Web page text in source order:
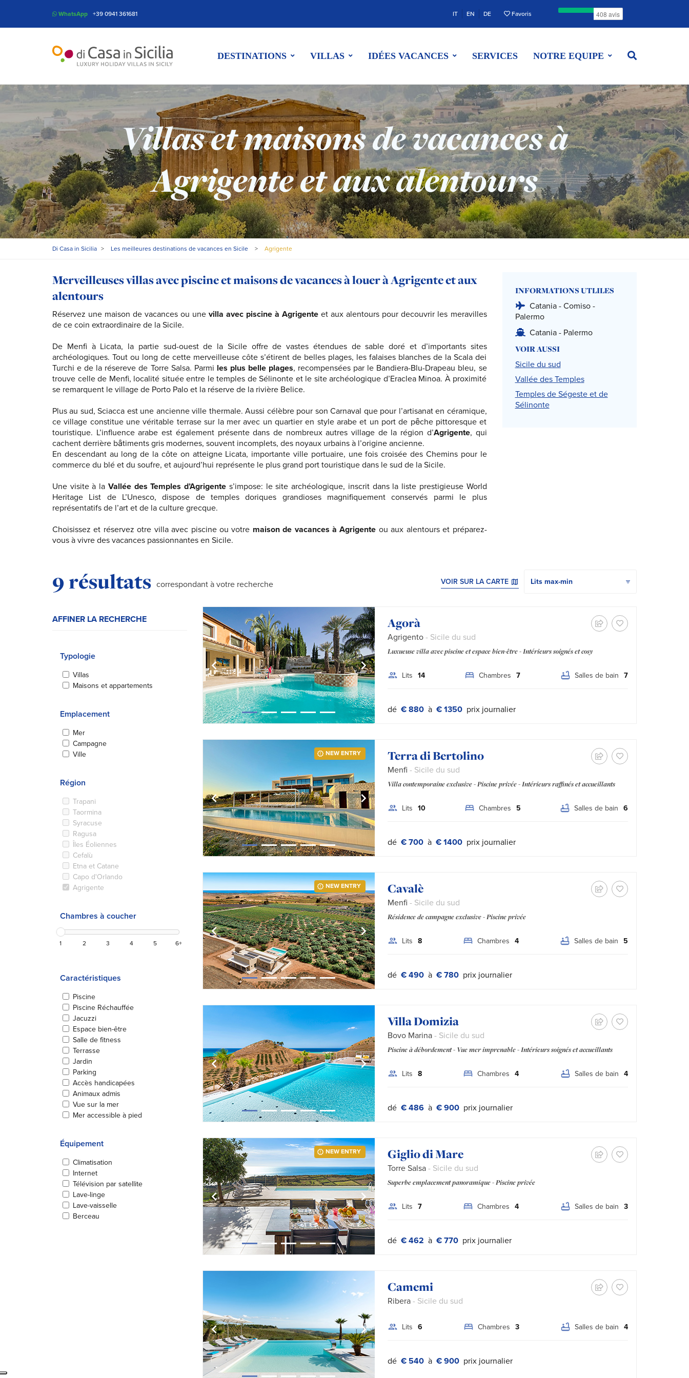
WhatsApp +39 0941 361681 IT EN DE Favoris
DESTINATIONS VILLAS IDÉES VACANCES SERVICES NOTRE EQUIPE
Villas et maisons de vacances à
Agrigente et aux alentours
Di Casa in Sicilia > Les meilleures destinations de vacances en Sicile > Agrigente
Merveilleuses villas avec piscine et maisons de vacances à louer à Agrigente et aux
alentours
Réservez une maison de vacances ou unevilla avec piscine à Agrigente et aux alentours pour decouvrir les meravilles
de ce coin extraordinaire de la Sicile.
De Menfi à Licata, la partie sud-ouest de la Sicile offre de vastes étendues de sable doré et d’importants sites
archéologiques. Tout ou long de cette merveilleuse côte s’étirent de belles plages, les falaises blanches de la Scala dei
Turchi e de la résereve de Torre Salsa. Parmi les plus belle plages, recompensées par le Bandiera-Blu-Drapeau bleu, se
trouve celle de Menfi, localité située entre le temples de Sélinonte et le site archéologique d’Eraclea Minoa. À proximité
se remarquent le village de Porto Palo et la réserve de la rivière Belice.
Plus au sud, Sciacca est une ancienne ville thermale. Aussi célèbre pour son Carnaval que pour l’artisanat en céramique,
ce village constitue une véritable terrase sur la mer avec un quartier en style arabe et un port de pȇche pittoresque et
touristique. L’influence arabe est également présente dans de nombreux autres village de la région d’Agrigente, qui
cachent derrière bȃtiments gris modernes, souvent incomplets, des noyaux urbains à l’origine ancienne.
En descendant au long de la côte on atteigne Licata, importante ville portuaire, une fois croisée des Chemins pour le
commerce du blé et du soufre, et aujourd’hui représente le plus grand port touristique dans le sud de la Sicile.
Une visite à la Vallée des Temples d’Agrigente s’impose: le site archéologique, inscrit dans la liste prestigieuse World
Heritage List de L’Unesco, dispose de temples doriques grandioses magnifiquement conservés parmi le plus
représentatifs de l’art et de la culture grecque.
Choisissez et réservez otre villa avec piscine ou votre maison de vacances à Agrigente ou aux alentours et préparez-
vous à vivre des vacances passionnantes en Sicile.
INFORMATIONS UTLILES
Catania - Comiso -
Palermo
Catania - Palermo
VOIR AUSSI
Sicile du sud
Vallée des Temples
Temples de Ségeste et de
Sélinonte
Résultats de la recherche :
9 résultats correspondant à votre recherche VOIR SUR LA CARTE
AFFINER LA RECHERCHE
Typologie
Villas
Maisons et appartements
Emplacement
Mer
Campagne
Ville
Région
Trapani
Taormina
Syracuse
Ragusa
Îles Éoliennes
Cefalù
Etna et Catane
Capo d'Orlando
Agrigente
Chambres à coucher
1 2 3 4 5 6+
Caractéristiques
Piscine
Piscine Réchauffée
Jacuzzi
Espace bien-être
Salle de fitness
Terrasse
Jardin
Parking
Accès handicapées
Animaux admis
Vue sur la mer
Mer accessible à pied
Équipement
Climatisation
Internet
Télévision par satellite
Lave-linge
Lave-vaisselle
Berceau
Agorà
Agrigento- Sicile du sud
Luxueuse villa avec piscine et espace bien-être - Intérieurs soignés et cosy
Lits 14 Chambres 7 Salles de bain 7
dé € 880 à € 1350 Tipo prezzo:
prix journalier
NEW ENTRY Terra di Bertolino
Menfi - Sicile du sud
Villa contemporaine exclusive - Piscine privée - Intérieurs raffinés et accueillants
Lits 10 Chambres 5 Salles de bain 6
dé € 700 à € 1400 Tipo prezzo:
prix journalier
NEW ENTRY Cavalè
Menfi - Sicile du sud
Résidence de campagne exclusive - Piscine privée
Lits 8 Chambres 4 Salles de bain 5
dé € 490 à € 780 Tipo prezzo:
prix journalier
Villa Domizia
Bovo Marina- Sicile du sud
Piscine à débordement - Vue mer imprenable - Intérieurs soignés et accueillants
Lits 8 Chambres 4 Salles de bain 4
dé € 486 à € 900 Tipo prezzo:
prix journalier
NEW ENTRY Giglio di Mare
Torre Salsa- Sicile du sud
Superbe emplacement panoramique - Piscine privée
Lits 7 Chambres 4 Salles de bain 3
dé € 462 à € 770 Tipo prezzo:
prix journalier
Camemi
Ribera- Sicile du sud
Lits 6 Chambres 3 Salles de bain 4
dé € 540 à € 900 Tipo prezzo:
prix journalier